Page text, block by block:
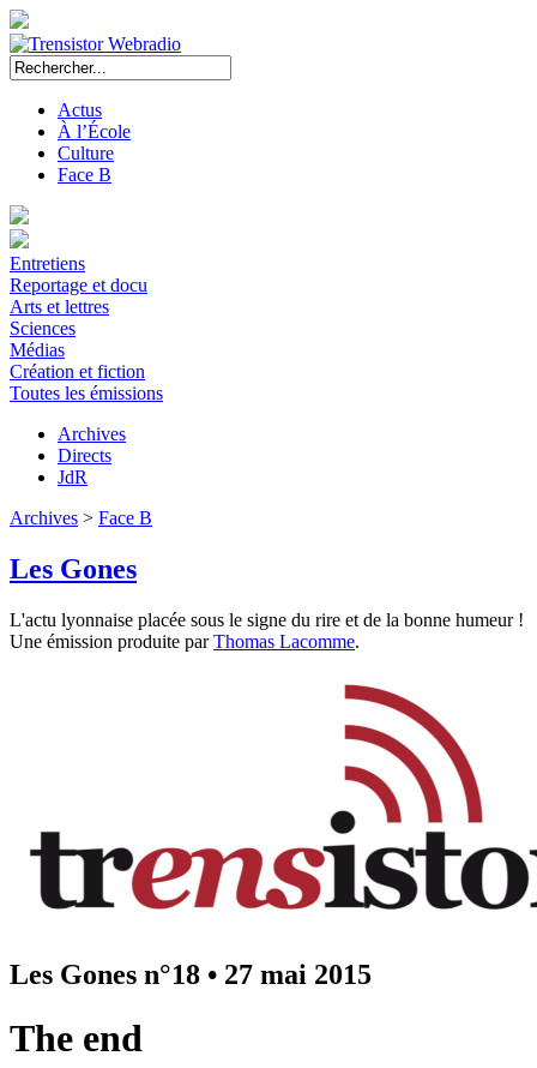
Actus
À l’École
Culture
Face B
Entretiens
Reportage et docu
Arts et lettres
Sciences
Médias
Création et fiction
Toutes les émissions
Archives
Directs
JdR
Archives > Face B
Les Gones
L'actu lyonnaise placée sous le signe du rire et de la bonne humeur !
Une émission produite parThomas Lacomme.
Les Gones n°18 • 27 mai 2015
The end